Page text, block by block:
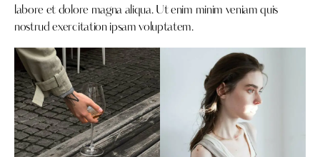
labore et dolore magna aliqua. Ut enim minim veniam quis
nostrud exercitation ipsam voluptatem.